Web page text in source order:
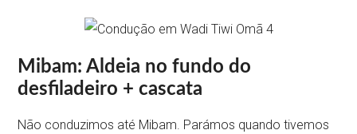
Mibam: Aldeia no fundo do
desfiladeiro + cascata
Não conduzimos até Mibam. Parámos quando tivemos